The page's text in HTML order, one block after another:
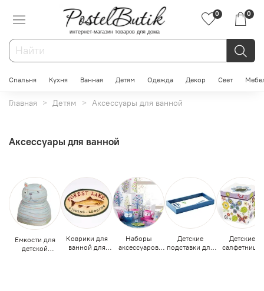
интернет-магазин товаров для дома
0 0
Спальня Кухня Ванная Детям Одежда Декор Свет
Главная Детям Аксессуары для ванной
Аксессуары для ванной
Емкости для
детской
Коврики для
ванной для
Наборы
аксессуаров
Детские
подставки для
Детские
салфетницы